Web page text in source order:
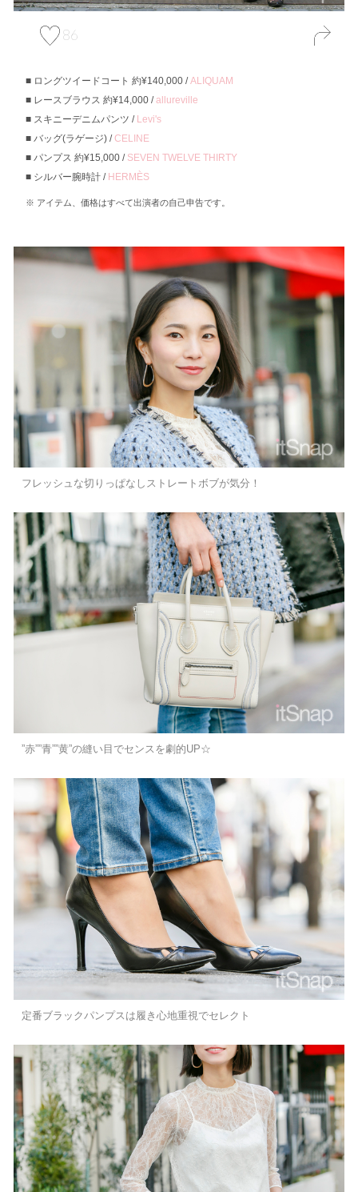
86
ロングツイードコート 約¥140,000 /ALIQUAM
レースブラウス 約¥14,000 /allureville
スキニーデニムパンツ / Levi's
バッグ(ラゲージ) /CELINE
パンプス 約¥15,000 / SEVEN TWELVE THIRTY
シルバー腕時計 / HERMÈS
アイテム、価格はすべて出演者の自己申告です。
フレッシュな切りっぱなしストレートボブが気分！
”赤””青””黄”の縫い目でセンスを劇的UP☆
定番ブラックパンプスは履き心地重視でセレクト